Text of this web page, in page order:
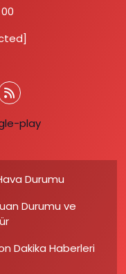
00
Durumu
Durumu ve
Dakika Haberleri